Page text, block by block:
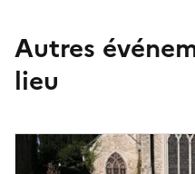
Autres
lieu